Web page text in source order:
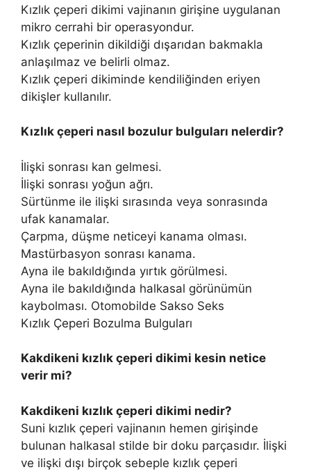
Kızlık çeperi dikimi vajinanın girişine uygulanan
mikro cerrahi bir operasyondur.
Kızlık çeperinin dikildiği dışarıdan bakmakla
anlaşılmaz ve belirli olmaz.
Kızlık çeperi dikiminde kendiliğinden eriyen
dikişler kullanılır.
Kızlık çeperi nasıl bozulur bulguları nelerdir?
İlişki sonrası kan gelmesi.
İlişki sonrası yoğun ağrı.
Sürtünme ile ilişki sırasında veya sonrasında
ufak kanamalar.
Çarpma, düşme neticeyi kanama olması.
Mastürbasyon sonrası kanama.
Ayna ile bakıldığında yırtık görülmesi.
Ayna ile bakıldığında halkasal görünümün
kaybolması. Otomobilde Sakso Seks
Kızlık Çeperi Bozulma Bulguları
Kakdikeni kızlık çeperi dikimi kesin netice
verir mi?
Kakdikeni kızlık çeperi dikimi nedir?
Suni kızlık çeperi vajinanın hemen girişinde
bulunan halkasal stilde bir doku parçasıdır. İlişki
ve ilişki dışı birçok sebeple kızlık çeperi